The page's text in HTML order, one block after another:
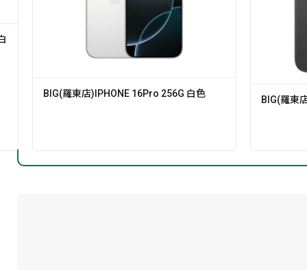
BIG(羅東店)IPHONE 16Pro 256G 白色
BIG(羅東